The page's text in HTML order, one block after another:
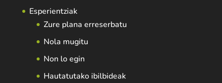
Esperientziak
Zure plana erreserbatu
Nola mugitu
Non lo egin
Hautatutako ibilbideak